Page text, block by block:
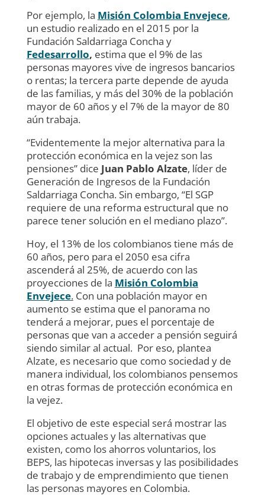
Por ejemplo, la Misión Colombia Envejece,
un estudio realizado en el 2015 por la
Fundación Saldarriaga Concha y
Fedesarrollo, estima que el 9% de las
personas mayores vive de ingresos bancarios
o rentas; la tercera parte depende de ayuda
de las familias, y más del 30% de la población
mayor de 60 años y el 7% de la mayor de 80
aún trabaja.
“Evidentemente la mejor alternativa para la
protección económica en la vejez son las
pensiones” dice Juan Pablo Alzate, líder de
Generación de Ingresos de la Fundación
Saldarriaga Concha. Sin embargo, “El SGP
requiere de una reforma estructural que no
parece tener solución en el mediano plazo”.
Hoy, el 13% de los colombianos tiene más de
60 años, pero para el 2050 esa cifra
ascenderá al 25%, de acuerdo con las
proyecciones de la Misión Colombia
Envejece.Con una población mayor en
aumento se estima que el panorama no
tenderá a mejorar, pues el porcentaje de
personas que van a acceder a pensión seguirá
siendo similar al actual. Por eso, plantea
Alzate, es necesario que como sociedad y de
manera individual, los colombianos pensemos
en otras formas de protección económica en
la vejez.
El objetivo de este especial será mostrar las
opciones actuales y las alternativas que
existen, como los ahorros voluntarios, los
BEPS, las hipotecas inversas y las posibilidades
de trabajo y de emprendimiento que tienen
las personas mayores en Colombia.